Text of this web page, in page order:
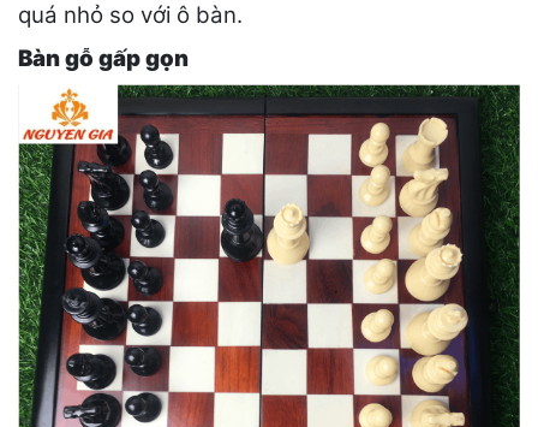
quá nhỏ so với ô bàn.
Bàn gỗ gấp gọn